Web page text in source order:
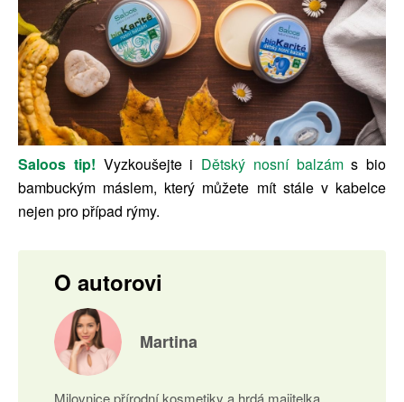
Saloos tip! Vyzkoušejte i Dětský nosní balzáms bio
bambuckým máslem, který můžete mít stále v kabelce
nejen pro případ rýmy.
O autorovi
Martina
Milovnice přírodní kosmetiky a hrdá majitelka